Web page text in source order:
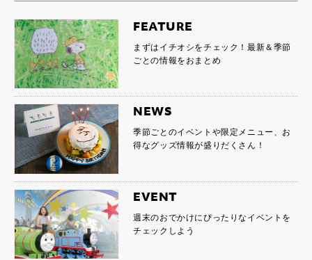
FEATURE
まずはイチオシをチェック！最新＆季節
ごとの情報をおまとめ
NEWS
季節ごとのイベントや限定メニュー、お
得なグッズ情報が盛りだくさん！
EVENT
週末のおでかけにぴったりなイベントを
チェックしよう